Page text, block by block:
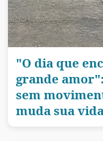
"O dia que
grande
sem
muda sua